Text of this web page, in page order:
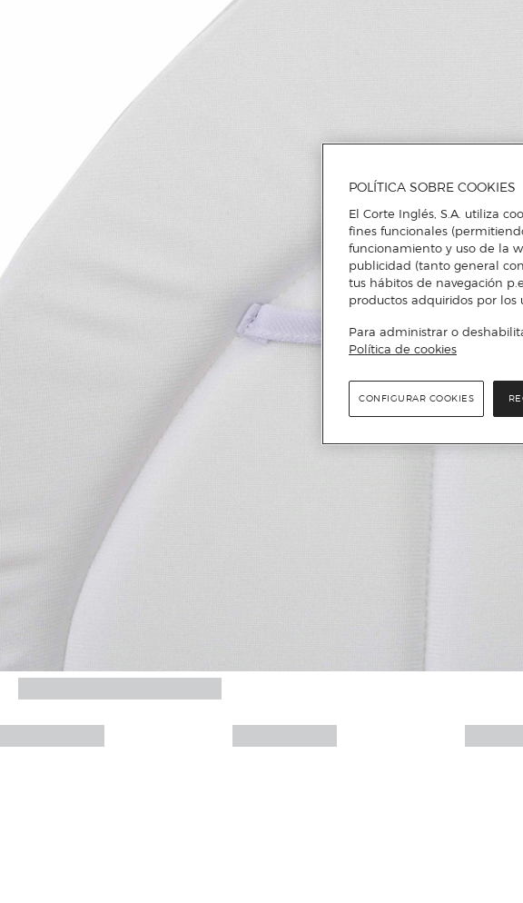
POLÍTICA SOBRE COOKIES
El Corte Inglés, S.A. utiliza
fines funcionales
funcionamiento y uso de la
publicidad (tanto general
tus hábitos de navegación
productos adquiridos por los
Para administrar o
Política de cookies
CONFIGURAR COOKIES